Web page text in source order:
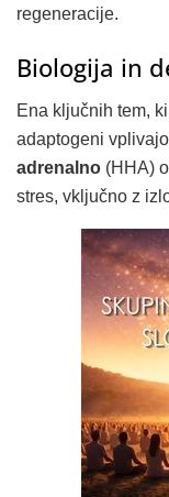
regeneracije.
Biologija in
Ena ključnih tem,
adaptogeni
adrenalno (HHA)
stres, vključno z